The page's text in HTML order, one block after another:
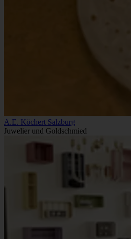
A.E. Köchert Salzburg
Juwelier und Goldschmied